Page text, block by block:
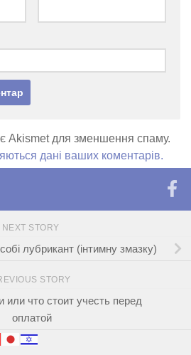
Akismet для зменшення спаму.
дані ваших коментарів.
NEXT STORY
лубрикант (інтимну змазку)
STORY
или что стоит учесть перед
оплатой